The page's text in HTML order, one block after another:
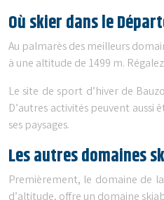
Où skier dans le
Au palmarès des meilleurs
à une altitude de 1499 m.
Le site de sport d’hiver de
D’autres activités peuvent
ses paysages.
Les autres domaines
Premièrement, le domaine de